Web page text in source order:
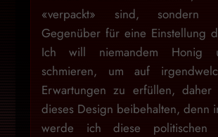
«verpackt» sind, sondern
Gegenüber für eine Einstellung
Ich will niemandem Honig
schmieren, um auf
Erwartungen zu erfüllen,
dieses Design beibehalten, denn
werde ich diese politischen